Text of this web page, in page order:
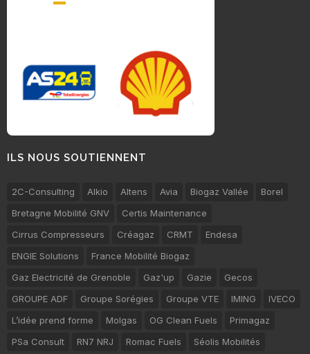
ILS NOUS SOUTIENNENT
2C-Consulting Alkio Altens Avia Biogaz Vallée
Borel
Bretagne Mobilité GNV
Certis Maintenance
Cirrus Compresseurs
Créagaz CRMT
Endesa
ENGIE Solutions
France Mobilité Biogaz
Gaz Electricité de Grenoble
Gaz'up Gazie
Gecos
GROUPE ADF
Groupe Sorégies Groupe VTE IMING
IVECO
L’idée prend forme
Molgas OG Clean Fuels
Primagaz
PSa Consult
RN7 NRJ Romac Fuels Séolis Mobilités